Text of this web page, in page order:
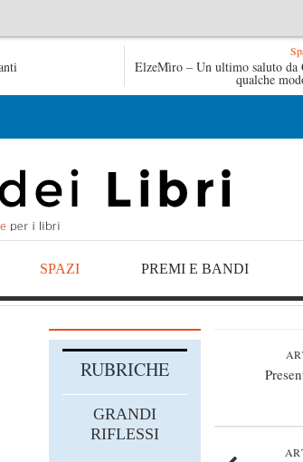
Gaggetta Tutte le mattine di Sybil –
ElzeMìro – Un ultimo saluto
qualche
SPAZI PREMI E BANDI
RUBRICHE
GRANDI
RIFLESSI